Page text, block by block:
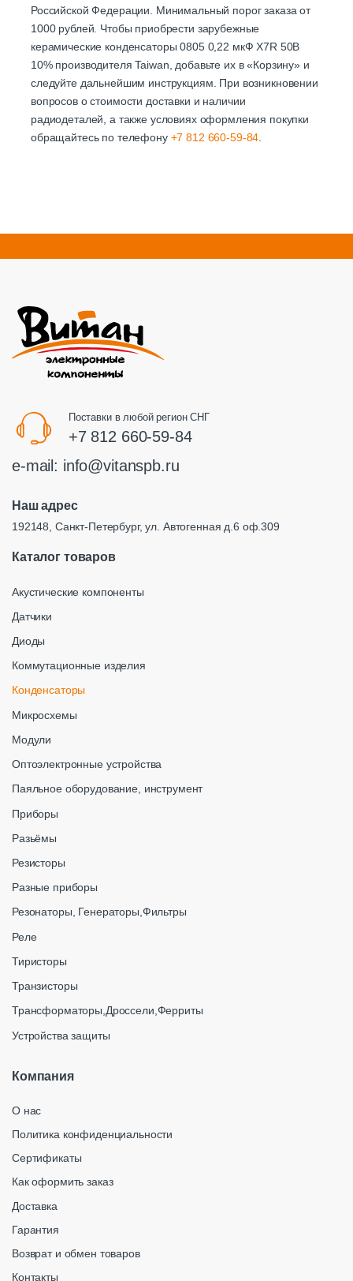
Российской Федерации. Минимальный порог заказа от
1000 рублей. Чтобы приобрести зарубежные
керамические конденсаторы 0805 0,22 мкФ X7R 50B
10% производителя Taiwan, добавьте их в «Корзину» и
следуйте дальнейшим инструкциям. При возникновении
вопросов о стоимости доставки и наличии
радиодеталей, а также условиях оформления покупки
обращайтесь по телефону +7 812 660-59-84.
Поставки в любой регион СНГ
+7 812 660-59-84
e-mail: info@vitanspb.ru
Наш адрес
192148, Санкт-Петербург, ул. Автогенная д.6 оф.309
Каталог товаров
Акустические компоненты
Датчики
Диоды
Коммутационные изделия
Конденсаторы
Микросхемы
Модули
Оптоэлектронные устройства
Паяльное оборудование, инструмент
Приборы
Разьёмы
Резисторы
Разные приборы
Резонаторы, Генераторы,Фильтры
Реле
Тиристоры
Транзисторы
Трансформаторы,Дроссели,Ферриты
Устройства защиты
Компания
О нас
Политика конфиденциальности
Сертификаты
Как оформить заказ
Доставка
Гарантия
Возврат и обмен товаров
Контакты